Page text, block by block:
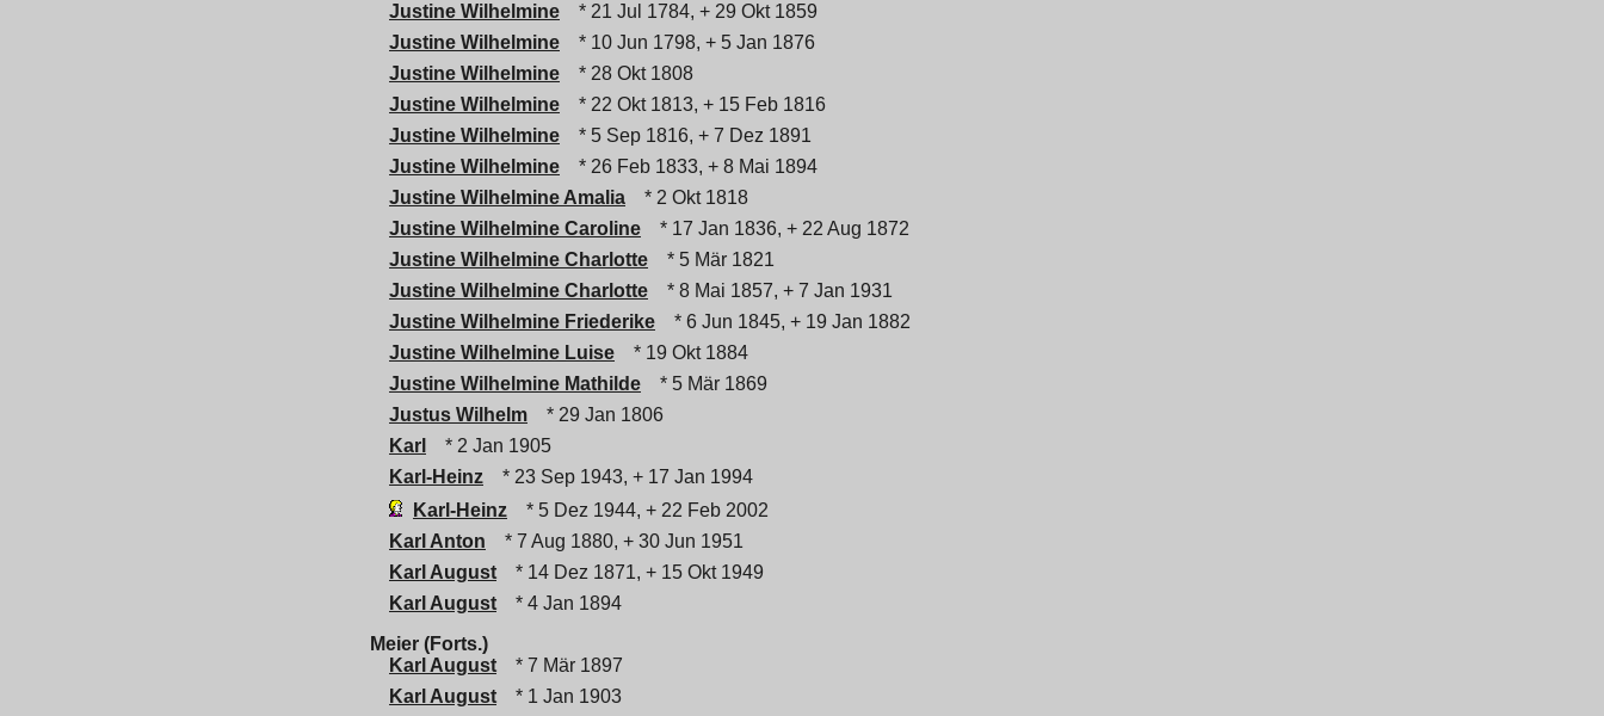
Justine Wilhelmine
* 21 Jul 1784, + 29 Okt 1859
Justine Wilhelmine
* 10 Jun 1798, + 5 Jan 1876
Justine Wilhelmine
* 28 Okt 1808
Justine Wilhelmine
* 22 Okt 1813, + 15 Feb 1816
Justine Wilhelmine
* 5 Sep 1816, + 7 Dez 1891
Justine Wilhelmine
* 26 Feb 1833, + 8 Mai 1894
Justine Wilhelmine Amalia
* 2 Okt 1818
Justine Wilhelmine Caroline
* 17 Jan 1836, + 22 Aug 1872
Justine Wilhelmine Charlotte
* 5 Mär 1821
Justine Wilhelmine Charlotte
* 8 Mai 1857, + 7 Jan 1931
Justine Wilhelmine Friederike
* 6 Jun 1845, + 19 Jan 1882
Justine Wilhelmine Luise
* 19 Okt 1884
Justine Wilhelmine Mathilde
* 5 Mär 1869
Justus Wilhelm
* 29 Jan 1806
Karl
* 2 Jan 1905
Karl-Heinz
* 23 Sep 1943, + 17 Jan 1994
Karl-Heinz
* 5 Dez 1944, + 22 Feb 2002
Karl Anton
* 7 Aug 1880, + 30 Jun 1951
Karl August
* 14 Dez 1871, + 15 Okt 1949
Karl August
* 4 Jan 1894
Meier (Forts.)
Karl August
* 7 Mär 1897
Karl August
* 1 Jan 1903